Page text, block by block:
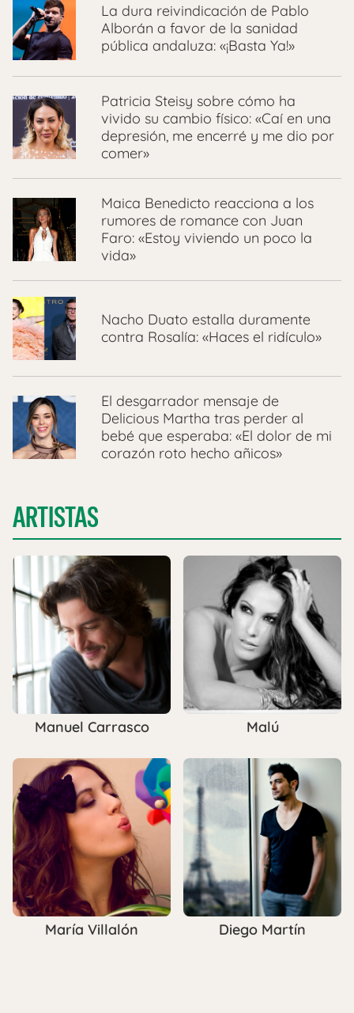
La dura reivindicación de Pablo
Alborán a favor de la sanidad
pública andaluza: «¡Basta Ya!»
Patricia Steisy sobre cómo ha
vivido su cambio físico: «Caí en una
depresión, me encerré y me dio por
comer»
Maica Benedicto reacciona a los
rumores de romance con Juan
Faro: «Estoy viviendo un poco la
vida»
Nacho Duato estalla duramente
contra Rosalía: «Haces el ridículo»
El desgarrador mensaje de
Delicious Martha tras perder al
bebé que esperaba: «El dolor de mi
corazón roto hecho añicos»
ARTISTAS
Manuel Carrasco Malú
María Villalón Diego Martín